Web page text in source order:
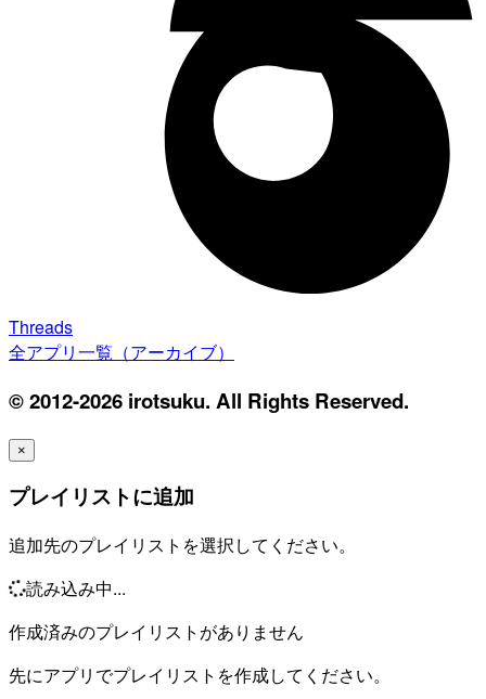
Threads
全アプリ一覧（アーカイブ）
© 2012-2026 irotsuku. All Rights Reserved.
×
プレイリストに追加
追加先のプレイリストを選択してください。
読み込み中...
作成済みのプレイリストがありません
先にアプリでプレイリストを作成してください。